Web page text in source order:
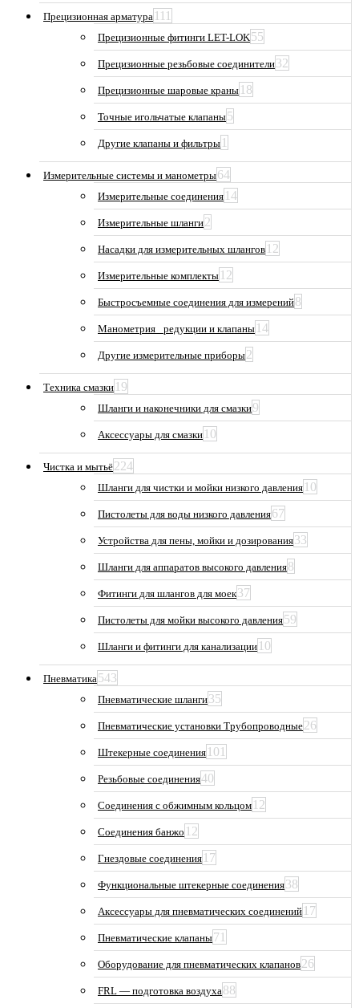
Прецизионная арматура 111
Прецизионные фитинги LET-LOK55
Прецизионные резьбовые соединители32
Прецизионные шаровые краны 18
Точные игольчатые клапаны5
Другие клапаны и фильтры 1
Измерительные системы и манометры64
Измерительные соединения 14
Измерительные шланги2
Насадки для измерительных шлангов 12
Измерительные комплекты 12
Быстросъемные соединения для измерений8
Манометрия_ редукции и клапаны 14
Другие измерительные приборы2
Техника смазки 19
Шланги и наконечники для смазки9
Аксессуары для смазки 10
Чистка и мытьё224
Шланги для чистки и мойки низкого давления 10
Пистолеты для воды низкого давления67
Устройства для пены, мойки и дозирования33
Шланги для аппаратов высокого давления8
Фитинги для шлангов для моек37
Пистолеты для мойки высокого давления59
Шланги и фитинги для канализации 10
Пневматика 543
Пневматические шланги35
Пневматические установки Трубопроводные26
Штекерные соединения 101
Резьбовые соединения40
Соединения с обжимным кольцом 12
Соединения банжо 12
Гнездовые соединения 17
Функциональные штекерные соединения38
Аксессуары для пневматических соединений 17
Пневматические клапаны71
Оборудование для пневматических клапанов26
FRL — подготовка воздуха 88